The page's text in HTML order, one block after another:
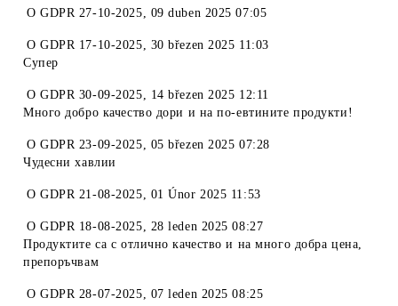
OGDPR 27-10-2025, 09 duben 2025 07:05
OGDPR 17-10-2025, 30 březen 2025 11:03
Супер
OGDPR 30-09-2025, 14 březen 2025 12:11
Много добро качество дори и на по-евтините продукти!
OGDPR 23-09-2025, 05 březen 2025 07:28
Чудесни хавлии
OGDPR 21-08-2025, 01 Únor 2025 11:53
OGDPR 18-08-2025, 28 leden 2025 08:27
Продуктите са с отлично качество и на много добра цена,
препоръчвам
OGDPR 28-07-2025, 07 leden 2025 08:25